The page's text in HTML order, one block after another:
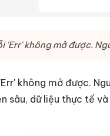
'Err' không mở được.
không mở được.
sâu, dữ liệu thực tế